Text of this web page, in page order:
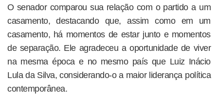
O senador comparou sua relação com o partido a um
casamento, destacando que, assim como em um
casamento, há momentos de estar junto e momentos
de separação. Ele agradeceu a oportunidade de viver
na mesma época e no mesmo país que Luiz Inácio
Lula da Silva, considerando-o a maior liderança política
contemporânea.